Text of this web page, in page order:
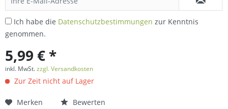
Ich habe die Datenschutzbestimmungen zur Kenntnis
genommen.
5,99 € *
inkl. MwSt.zzgl. Versandkosten
Zur Zeit nicht auf Lager
Merken Bewerten